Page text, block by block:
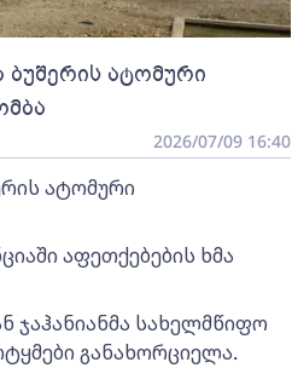
ბუშერის ატომური
2026/07/09 16:40
ატომური
აფეთქებების ხმა
ჯაჰანიანმა სახელმწიფო
განახორციელა.